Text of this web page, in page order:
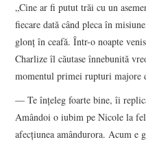
„Cine ar fi putut trăi cu un
fiecare dată când pleca în
glonţ în ceafă. Într-o noapte
Charlize îl căutase înnebunită
momentul primei rupturi majore
— Te înţeleg foarte bine, îi
Amândoi o iubim pe Nicole la
afecţiunea amândurora. Acum e